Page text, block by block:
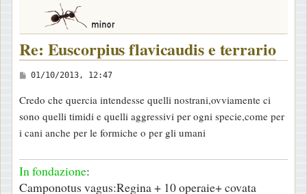
Re: Euscorpius flavicaudis e terrario
M
s
s
a
g
i
01/10/2013, 12:47
Credo che quercia intendesse quelli nostrani,ovviamente ci
sono quelli timidi e quelli aggressivi per ogni specie,come per
i cani anche per le formiche o per gli umani
In fondazione:
Camponotus vagus:Regina + 10 operaie+ covata